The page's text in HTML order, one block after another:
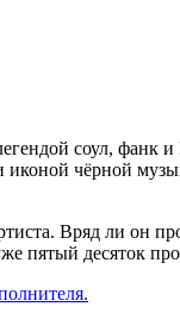
соул, фанк
иконой чёрной
Вряд ли он
пятый десяток